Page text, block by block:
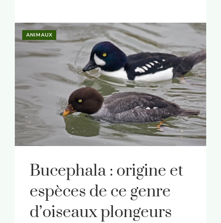
ANIMAUX
Bucephala : origine et
espèces de ce genre
d’oiseaux plongeurs